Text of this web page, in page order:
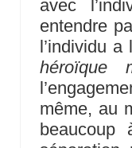
avec
entendre
l’individu
héroïque
même, au